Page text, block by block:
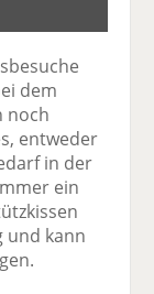
dem
noch
entweder
in der
ein
und kann